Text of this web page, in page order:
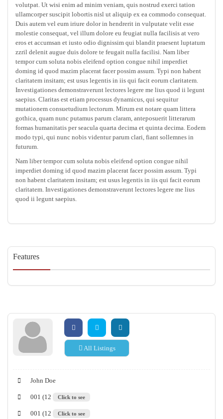
volutpat. Ut wisi enim ad minim veniam, quis nostrud exerci tation
ullamcorper suscipit lobortis nisl ut aliquip ex ea commodo consequat.
Duis autem vel eum iriure dolor in hendrerit in vulputate velit esse
molestie consequat, vel illum dolore eu feugiat nulla facilisis at vero
eros et accumsan et iusto odio dignissim qui blandit praesent luptatum
zzril delenit augue duis dolore te feugait nulla facilisi. Nam liber
tempor cum soluta nobis eleifend option congue nihil imperdiet
doming id quod mazim placerat facer possim assum. Typi non habent
claritatem insitam; est usus legentis in iis qui facit eorum claritatem.
Investigationes demonstraverunt lectores legere me lius quod ii legunt
saepius. Claritas est etiam processus dynamicus, qui sequitur
mutationem consuetudium lectorum. Mirum est notare quam littera
gothica, quam nunc putamus parum claram, anteposuerit litterarum
formas humanitatis per seacula quarta decima et quinta decima. Eodem
modo typi, qui nunc nobis videntur parum clari, fiant sollemnes in
futurum.
Nam liber tempor cum soluta nobis eleifend option congue nihil
imperdiet doming id quod mazim placerat facer possim assum. Typi
non habent claritatem insitam; est usus legentis in iis qui facit eorum
claritatem. Investigationes demonstraverunt lectores legere me lius
quod ii legunt saepius.
Features
All Listings
John Doe
001 (12 Click to see
001 (12 Click to see